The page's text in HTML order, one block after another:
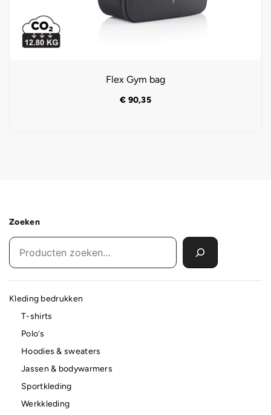
Flex Gym bag
€ 90,35
Zoeken
Kleding bedrukken
T-shirts
Polo’s
Hoodies & sweaters
Jassen & bodywarmers
Sportkleding
Werkkleding